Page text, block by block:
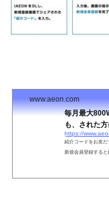
www.aeon.com
毎月最大
も、された
紹介コードをお友
新規会員登録すると